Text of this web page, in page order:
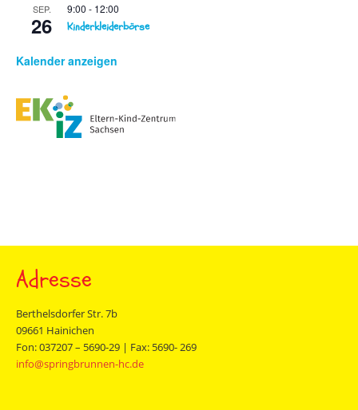
SEP.
26
9:00 - 12:00
Kinderkleiderbörse
Kalender anzeigen
Adresse
Berthelsdorfer Str. 7b
09661 Hainichen
Fon: 037207 – 5690-29 | Fax: 5690- 269
info@springbrunnen-hc.de